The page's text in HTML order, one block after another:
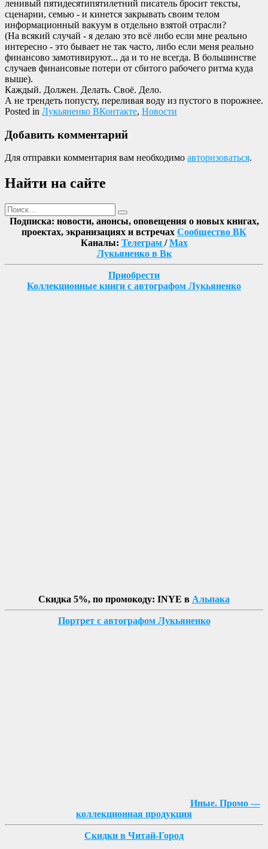
ленивый пятидесятипятилетний писатель бросит тексты,
сценарии, семью - и кинется закрывать своим телом
информационный вакуум в отдельно взятой отрасли?
(На всякий случай - я делаю это всё либо если мне реально
интересно - это бывает не так часто, либо если меня реально
финансово замотивируют... да и то не всегда. В большинстве
случаев финансовые потери от сбитого рабочего ритма куда
выше).
Каждый. Должен. Делать. Своё. Дело.
А не трендеть попусту, переливая воду из пустого в порожнее.
Posted in Лукьяненко ВКонтакте, Новости
Добавить комментарий
Для отправки комментария вам необходимо авторизоваться.
Найти на сайте
Поиск
Найти
Подписка: новости, анонсы, оповещения о новых книгах,
проектах, экранизациях и встречах Сообщество ВК
Каналы: Телеграм /Max
Лукьяненко в Вк
Приобрести
Коллекционные книги с автографом Лукьяненко
Скидка 5%, по промокоду: INYE в Альпака
Портрет с автографом Лукьяненко
Иные. Промо —
коллекционная продукция
Скидки в Читай-Город